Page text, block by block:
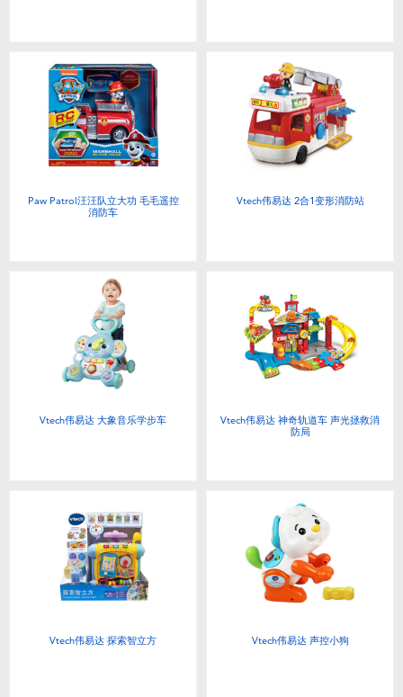
Paw Patrol汪汪队立大功 毛毛遥控
消防车
Vtech伟易达 2合1变形消防站
Vtech伟易达 大象音乐学步车
Vtech伟易达 神奇轨道车 声光拯救消
防局
Vtech伟易达 探索智立方 Vtech伟易达 声控小狗